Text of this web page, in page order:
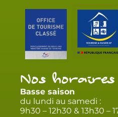
Nos horaires
Basse saison
du lundi au samedi :
9h30 – 12h30 & 13h30 –